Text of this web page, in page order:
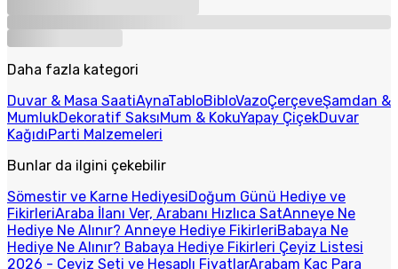
Daha fazla kategori
Duvar & Masa SaatiAynaTabloBibloVazoÇerçeveŞamdan &
MumlukDekoratif SaksıMum & KokuYapay ÇiçekDuvar
KağıdıParti Malzemeleri
Bunlar da ilgini çekebilir
Sömestir ve Karne HediyesiDoğum Günü Hediye ve
FikirleriAraba İlanı Ver, Arabanı Hızlıca SatAnneye Ne
Hediye Ne Alınır? Anneye Hediye FikirleriBabaya Ne
Hediye Ne Alınır? Babaya Hediye Fikirleri Çeyiz Listesi
2026 - Çeyiz Seti ve Hesaplı FiyatlarArabam Kaç Para